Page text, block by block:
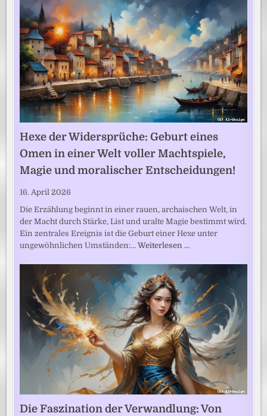
Hexe der Widersprüche: Geburt eines
Omen in einer Welt voller Machtspiele,
Magie und moralischer Entscheidungen!
16. April 2026
Die Erzählung beginnt in einer rauen, archaischen Welt, in
der Macht durch Stärke, List und uralte Magie bestimmt wird.
Ein zentrales Ereignis ist die Geburt einer Hexe unter
ungewöhnlichen Umständen:…Weiterlesen …
Die Faszination der Verwandlung: Von